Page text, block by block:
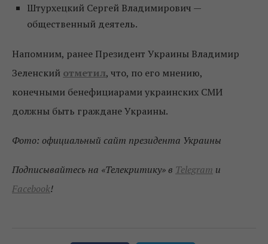
Штурхецкий Сергей Владимирович —
общественный деятель.
Напомним, ранее Президент Украины Владимир
Зеленский отметил, что, по его мнению,
конечными бенефициарами украинских СМИ
должны быть граждане Украины.
Фото: официальный сайт президента Украины
Подписывайтесь на «Телекритику» в Telegram и
Facebook!